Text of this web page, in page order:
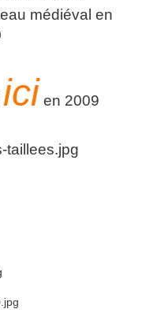
médiéval en
ici en 2009